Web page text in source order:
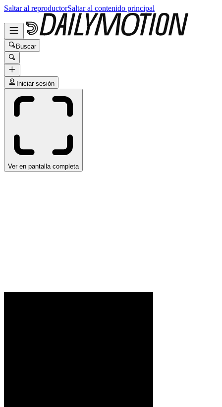
Saltar al reproductorSaltar al contenido principal
Buscar
Iniciar sesión
Ver en pantalla completa